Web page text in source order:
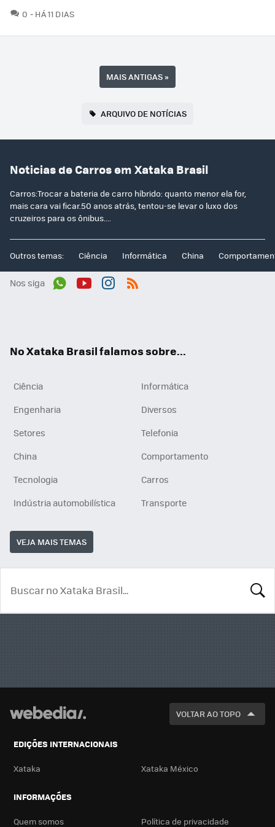
0 COMENTÁRIOS
HÁ 11 DIAS
MAIS ANTIGAS»
ARQUIVO DE NOTÍCIAS
Noticias de Carros em Xataka Brasil
Carros:Trocar a bateria de carro híbrido: quanto menor ela for,
mais cara vai ficar.50 anos atrás, tentou-se levar o luxo dos
cruzeiros para os ônibus....
Outros temas: Ciência Informática China
Nos siga
No Xataka Brasil falamos sobre...
Ciência
Informática
Engenharia
Diversos
Setores
Telefonia
China
Comportamento
Tecnologia
Carros
Indústria automobilística
Transporte
VEJA MAIS TEMAS
VOLTAR AO TOPO
EDIÇÕES INTERNACIONAIS
Xataka Xataka México
INFORMAÇÕES
Quem somos Política de privacidade